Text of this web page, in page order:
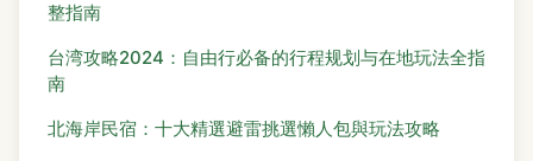
整指南
台湾攻略2024：自由行必备的行程规划与在地玩法全指
南
北海岸民宿：十大精選避雷挑選懶人包與玩法攻略